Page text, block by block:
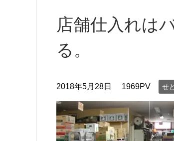
店舗仕入れは
る。
2018年5月28日 1969PV せ